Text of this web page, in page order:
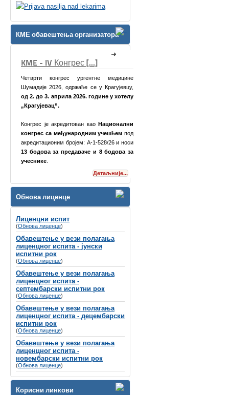
КМЕ обавештења организатора
у хотелу
под
и носи
за
КМЕ Симпозијум [...]
одржати8-9. март 2024. године у Хотелу
Губитак слуха се често назива
„невидљивим инвалидитетом“
због недостатка видљивих симптома, вец́
зато што је дуго био стигматизован у
друштву и недовољно препознат од
стране креатора здравствене политике и
буџета.
Детаљније...
Обнова лиценце
Лиценцни испит
(Обнова лиценце)
Обавештење у вези полагања
лиценцног испита - јунски
испитни рок
(Обнова лиценце)
Обавештење у вези полагања
лиценцног испита -
септембарски испитни рок
(Обнова лиценце)
Обавештење у вези полагања
лиценцног испита - децембарски
испитни рок
(Обнова лиценце)
Обавештење у вези полагања
лиценцног испита -
новембарски испитни рок
(Обнова лиценце)
Корисни линкови